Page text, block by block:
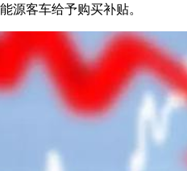
源客车给予购买补贴。